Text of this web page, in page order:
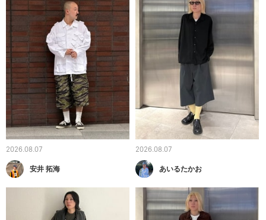
2026.08.07
安井 拓海
2026.08.07
あいるたかお